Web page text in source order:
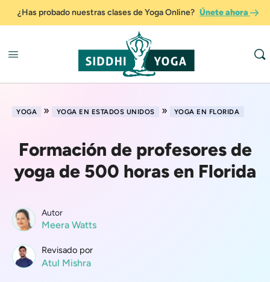
¿Has probado nuestras clases de Yoga Online? Únete ahora
YOGA » YOGA EN ESTADOS UNIDOS » YOGA EN FLORIDA
Formación de profesores de
yoga de 500 horas en Florida
Autor
Meera Watts
Revisado por
Atul Mishra